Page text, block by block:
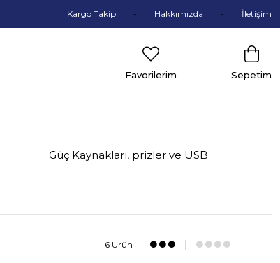
Kargo Takip Hakkımızda İletişim
Sepetim
Favorilerim
Güç Kaynakları, prizler ve USB
6 Ürün